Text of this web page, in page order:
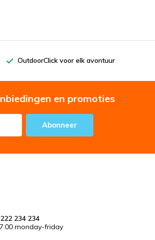
OutdoorClick voor elk avontuur
en promoties
Abonneer
234 234
monday-friday